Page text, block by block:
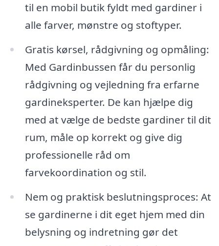
til en mobil butik fyldt med gardiner i
alle farver, mønstre og stoftyper.
Gratis kørsel, rådgivning og opmåling:
Med Gardinbussen får du personlig
rådgivning og vejledning fra erfarne
gardineksperter. De kan hjælpe dig
med at vælge de bedste gardiner til dit
rum, måle op korrekt og give dig
professionelle råd om
farvekoordination og stil.
Nem og praktisk beslutningsproces: At
se gardinerne i dit eget hjem med din
belysning og indretning gør det